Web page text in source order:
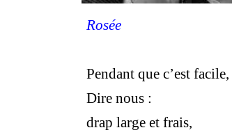
Rosée
Pendant que c’est facile,
Dire nous :
drap large et frais,